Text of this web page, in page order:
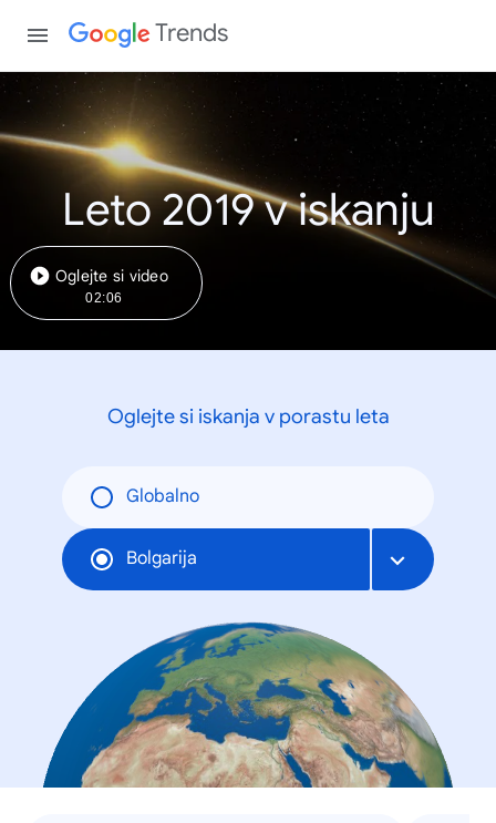
Trends
Leto 2019 v iskanju
Oglejte si video
02:06
Oglejte si iskanja v porastu leta
Globalno
Bolgarija